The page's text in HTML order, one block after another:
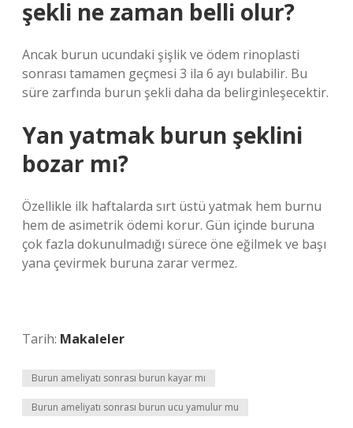
şekli ne zaman belli olur?
Ancak burun ucundaki şişlik ve ödem rinoplasti
sonrası tamamen geçmesi 3 ila 6 ayı bulabilir. Bu
süre zarfında burun şekli daha da belirginleşecektir.
Yan yatmak burun şeklini
bozar mı?
Özellikle ilk haftalarda sırt üstü yatmak hem burnu
hem de asimetrik ödemi korur. Gün içinde buruna
çok fazla dokunulmadığı sürece öne eğilmek ve başı
yana çevirmek buruna zarar vermez.
Tarih: Makaleler
Burun ameliyatı sonrası burun kayar mı
Burun ameliyatı sonrası burun ucu yamulur mu